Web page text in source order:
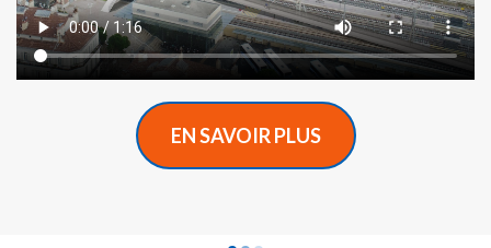
EN SAVOIR PLUS